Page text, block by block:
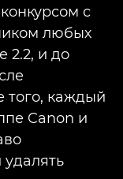
с
любых
2.2, и до
того, каждый
Canon и